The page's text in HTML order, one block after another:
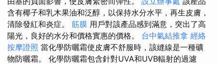
含有椰子和乳木果油和泛醇，以保持水分水平，再生皮膚，
清除發紅和炎症。 筋膜 用戶對該產品感到滿意，突出了高
陽光，良好的水分和價格實惠的價格。 台中氣結推拿 經絡
按摩證照 當化學防曬霜使皮膚不舒服時，該縫線是一種礦
物防曬霜。 化學防曬霜包含針對UVA和UVB輻射的過濾